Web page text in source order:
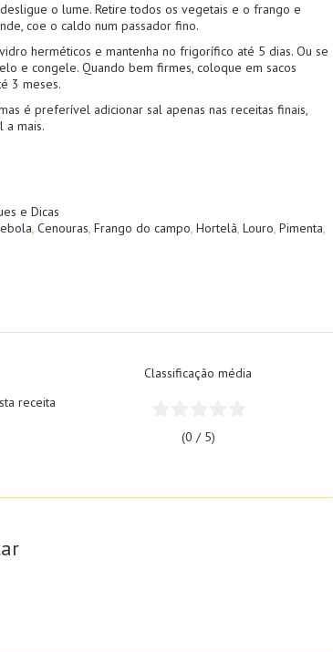
o lume. Retire todos os vegetais e o frango e
coe o caldo num passador fino.
herméticos e mantenha no frigorífico até 5 dias. Ou se
e congele. Quando bem firmes, coloque em sacos
3 meses.
é preferível adicionar sal apenas nas receitas finais,
a mais.
e Dicas
, Cenouras, Frango do campo, Hortelã, Louro, Pimenta,
receita
Classificação média
(0 / 5)